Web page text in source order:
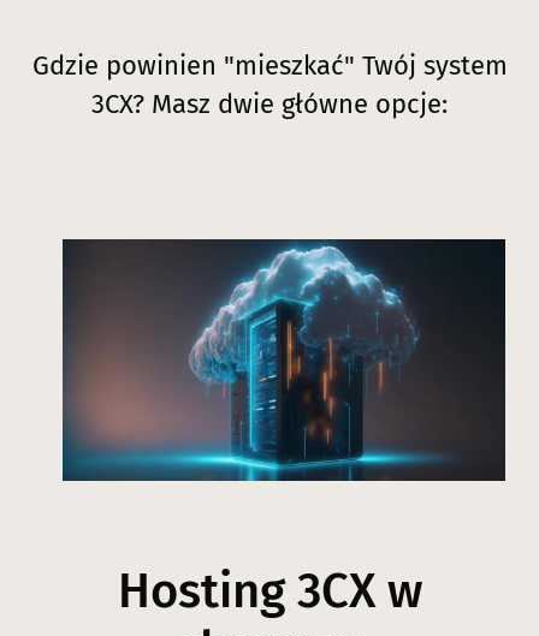
Gdzie powinien "mieszkać" Twój system
3CX? Masz dwie główne opcje:
Hosting 3CX w